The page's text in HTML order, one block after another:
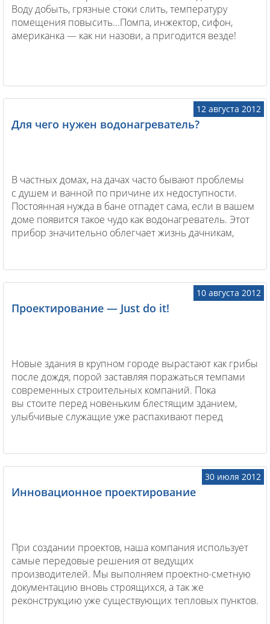
Воду добыть, грязные стоки слить, температуру
помещения повысить...Помпа, инжектор, сифон,
американка — как ни назови, а пригодится везде!
12 августа 2012
Для чего нужен водонагреватель?
В частных домах, на дачах часто бывают проблемы
с душем и ванной по причине их недоступности.
Постоянная нужда в бане отпадет сама, если в вашем
доме появится такое чудо как водонагреватель. Этот
прибор значительно облегчает жизнь дачникам,
10 августа 2012
Проектирование — Just do it!
Новые здания в крупном городе вырастают как грибы
после дождя, порой заставляя поражаться темпами
современных строительных компаний. Пока
вы стоите перед новеньким блестящим зданием,
улыбчивые служащие уже распахивают перед
30 июля 2012
Инновационное проектирование
При создании проектов, наша компания использует
самые передовые решения от ведущих
производителей. Мы выполняем проектно-сметную
документацию вновь строящихся, а так же
реконструкцию уже существующих тепловых пунктов.